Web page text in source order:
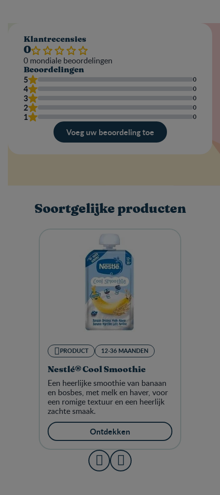
Klantrecensies
0
0 mondiale beoordelingen
Beoordelingen
5 0
4 0
3 0
2 0
1 0
Voeg uw beoordeling toe
Schrijf een review
Soortgelijke producten
PRODUCT 12-36 MAANDEN
Nestlé® Cool Smoothie
Een heerlijke smoothie van banaan
en bosbes, met melk en haver, voor
een romige textuur en een heerlijk
zachte smaak.
Ontdekken